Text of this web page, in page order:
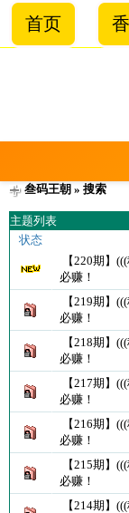
首页
叁码王朝 » 搜索
主题列表
状态
【220期】
必赚！
【219期】
必赚！
【218期】
必赚！
【217期】
必赚！
【216期】
必赚！
【215期】
必赚！
【214期】